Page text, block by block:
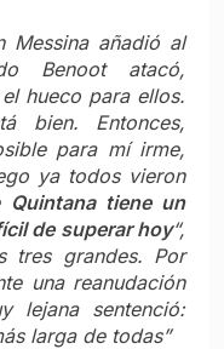
Messina añadió al
Benoot atacó,
hueco para ellos.
bien. Entonces,
para mí irme,
ya todos vieron
Quintana tiene un
de superar hoy“,
tres grandes. Por
una reanudación
lejana sentenció:
larga de todas”